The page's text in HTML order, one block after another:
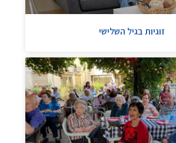
זוגיות בגיל השלישי